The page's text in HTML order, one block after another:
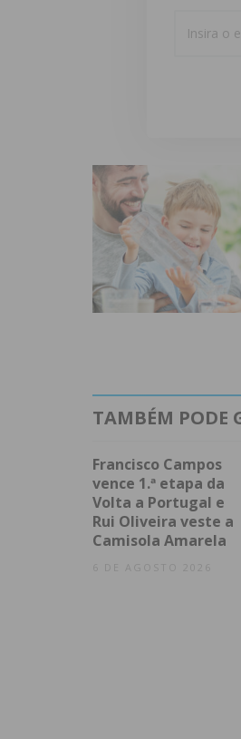
TAMBÉM PODE
Francisco Campos
vence 1.ª etapa da
Volta a Portugal e
Rui Oliveira veste a
Camisola Amarela
6 DE AGOSTO 2026